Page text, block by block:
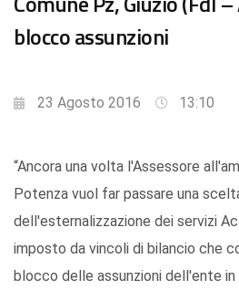
blocco assunzioni
23 Agosto 2016 13:10
“Ancora una volta l'Assessore
Potenza vuol far passare una
dell'esternalizzazione dei servizi
imposto da vincoli di bilancio che
blocco delle assunzioni dell'ente